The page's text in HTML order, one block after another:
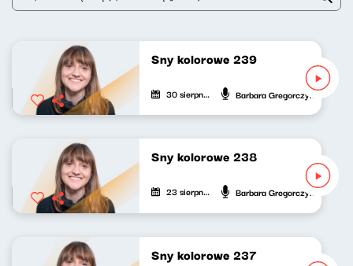
Sny kolorowe 239
30 sierpnia 2025 Barbara Gregorczyk
Sny kolorowe 238
23 sierpnia 2025 Barbara Gregorczyk
Sny kolorowe 237